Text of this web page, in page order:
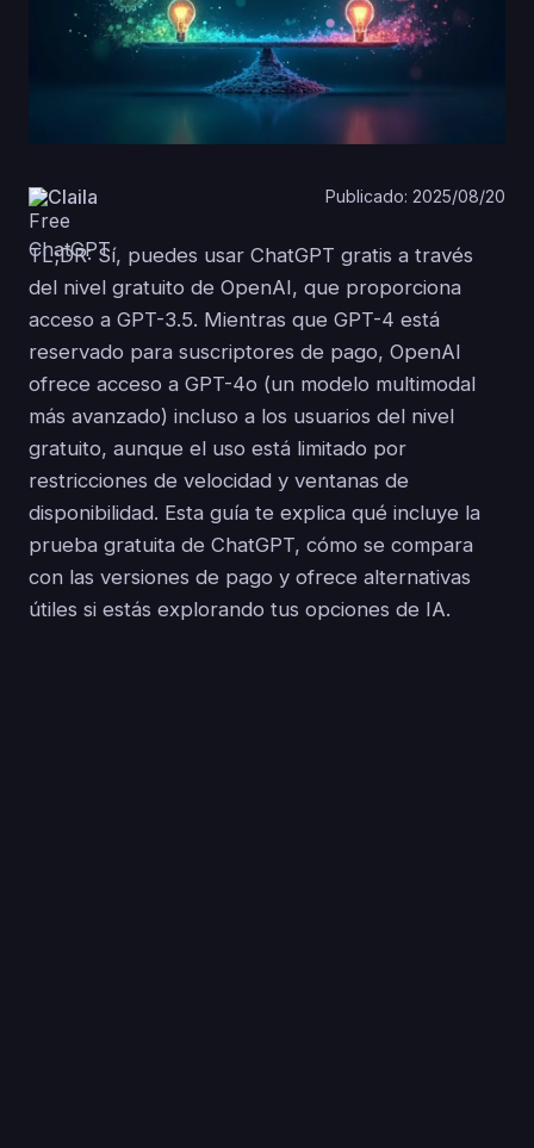
Claila Publicado: 2025/08/20
TL;DR: Sí, puedes usar ChatGPT gratis a través
del nivel gratuito de OpenAI, que proporciona
acceso a GPT-3.5. Mientras que GPT-4 está
reservado para suscriptores de pago, OpenAI
ofrece acceso a GPT-4o (un modelo multimodal
más avanzado) incluso a los usuarios del nivel
gratuito, aunque el uso está limitado por
restricciones de velocidad y ventanas de
disponibilidad. Esta guía te explica qué incluye la
prueba gratuita de ChatGPT, cómo se compara
con las versiones de pago y ofrece alternativas
útiles si estás explorando tus opciones de IA.